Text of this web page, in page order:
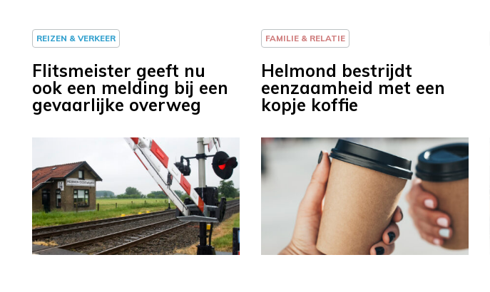
REIZEN & VERKEER
Flitsmeister geeft nu
ook een melding bij een
gevaarlijke overweg
FAMILIE & RELATIE
Helmond bestrijdt
eenzaamheid met een
kopje koffie